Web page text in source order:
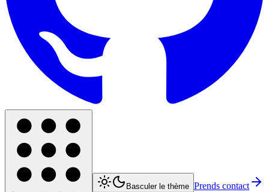
Basculer le thème Prends contact